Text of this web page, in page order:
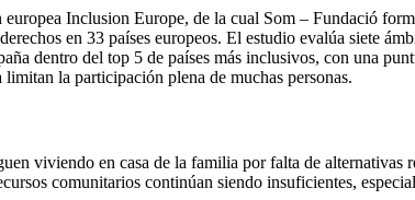
Inclusion Europe, de la cual Som – Fundació
en 33 países europeos. El estudio evalúa siete
dentro del top 5 de países más inclusivos, con una
la participación plena de muchas personas.
viviendo en casa de la familia por falta de alternativas
comunitarios continúan siendo insuficientes,